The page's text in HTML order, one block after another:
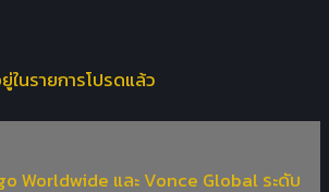
ในรายการโปรดแล้ว
Worldwide และ Vonce Global ระดับ